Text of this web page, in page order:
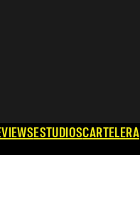
ESTUDIOSCARTELERA